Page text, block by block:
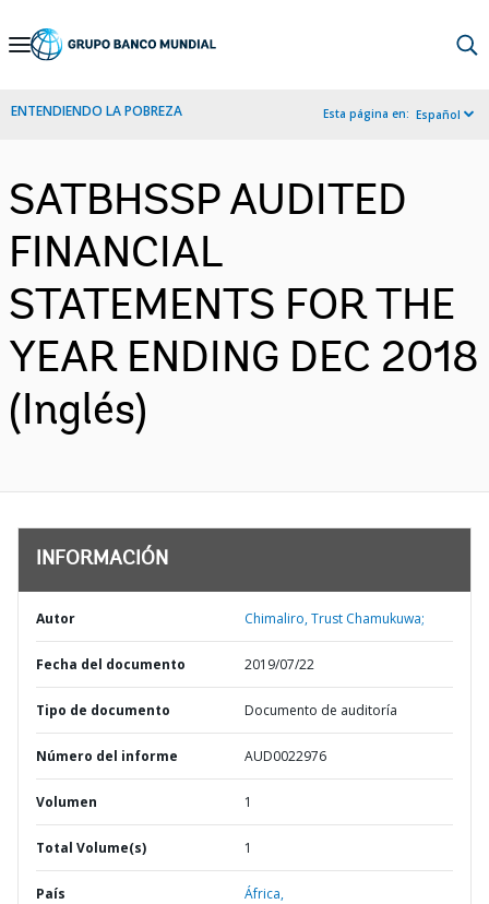
Skip
Navigation
ENTENDIENDO LA POBREZA Esta página en: Español
SATBHSSP AUDITED
FINANCIAL
STATEMENTS FOR THE
YEAR ENDING DEC 2018
(Inglés)
INFORMACIÓN
Autor Chimaliro, Trust Chamukuwa;
Fecha del documento 2019/07/22
Tipo de documento Documento de auditoría
Número del informe AUD0022976
Volumen 1
Total Volume(s) 1
País África,